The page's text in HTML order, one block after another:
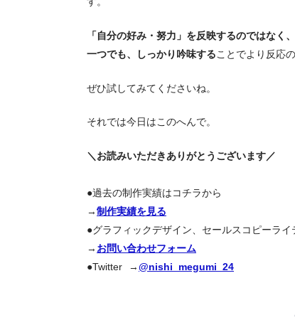
「自分の好み・努力」を反映するのではな
一つでも、しっかり吟味することでより反応
ぜひ試してみてくださいね。
それでは今日はこのへんで。
＼お読みいただきありがとうございます／
●過去の制作実績はコチラから
→制作実績を見る
●グラフィックデザイン、セールスコピーラ
→ お問い合わせフォーム
●Twitter →@nishi_megumi_24